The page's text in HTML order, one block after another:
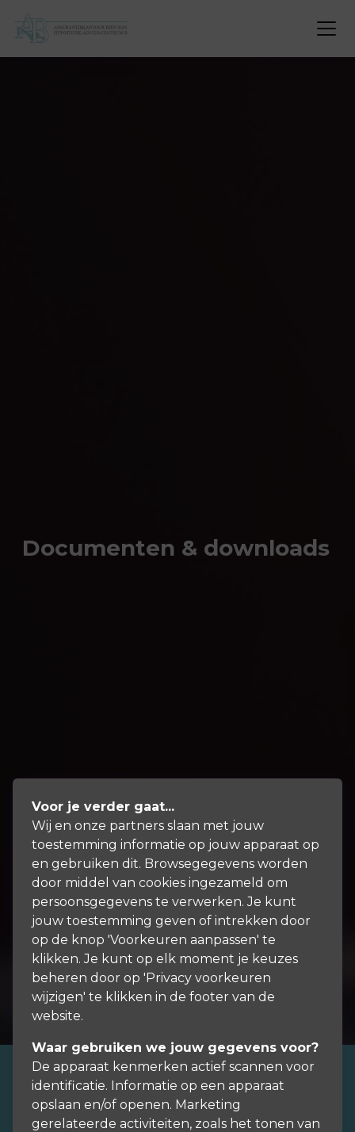
Documenten & downloads
Vergelijkingskaarten
Voor je verder gaat...
Wij en onze partners slaan met jouw
toestemming informatie op jouw apparaat op
en gebruiken dit. Browsegegevens worden
door middel van cookies ingezameld om
persoonsgegevens te verwerken. Je kunt
jouw toestemming geven of intrekken door
op de knop 'Voorkeuren aanpassen' te
klikken. Je kunt op elk moment je keuzes
beheren door op 'Privacy voorkeuren
wijzigen' te klikken in de footer van de
website.
Waar gebruiken we jouw gegevens voor?
De apparaat kenmerken actief scannen voor
identificatie. Informatie op een apparaat
opslaan en/of openen. Marketing
gerelateerde activiteiten, zoals het tonen van